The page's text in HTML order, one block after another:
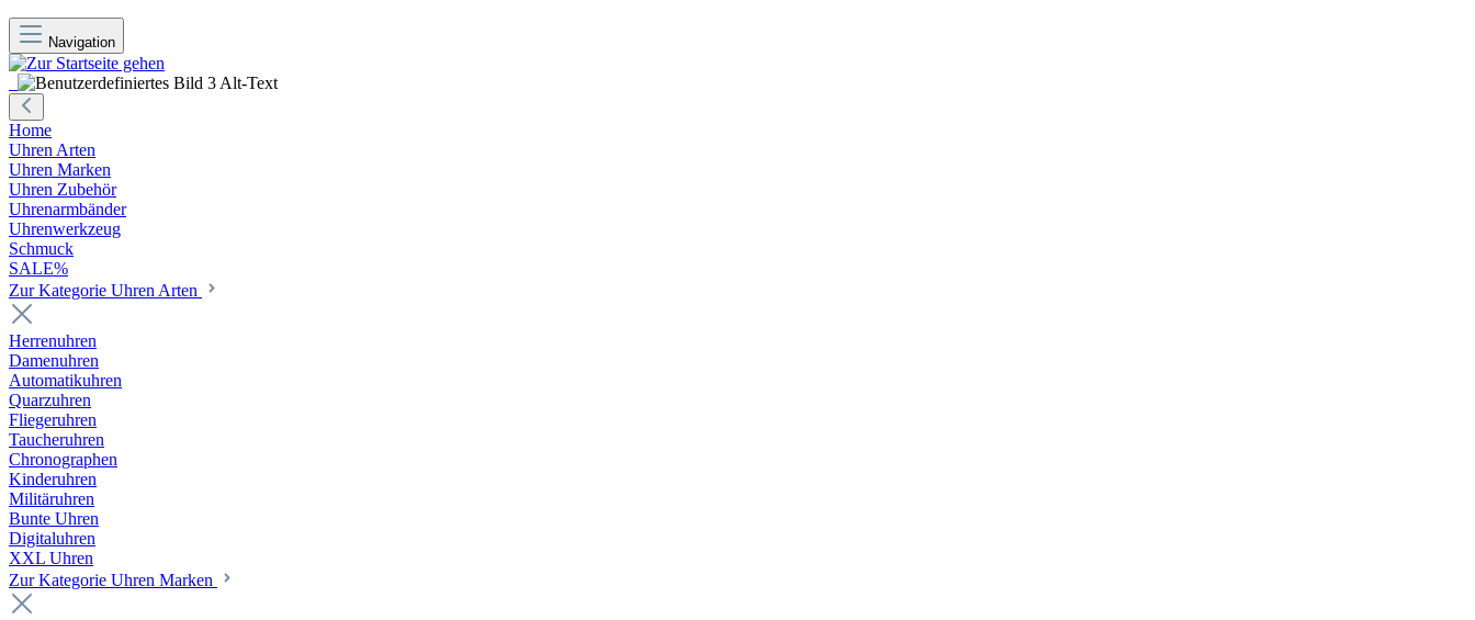
Navigation
Home
Uhren Arten
Uhren Marken
Uhren Zubehör
Uhrenarmbänder
Uhrenwerkzeug
Schmuck
SALE%
Zur Kategorie Uhren Arten
Herrenuhren
Damenuhren
Automatikuhren
Quarzuhren
Fliegeruhren
Taucheruhren
Chronographen
Kinderuhren
Militäruhren
Bunte Uhren
Digitaluhren
XXL Uhren
Zur Kategorie Uhren Marken